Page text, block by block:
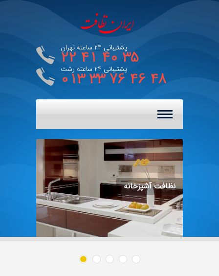
پشتیبانی 24 ساعته تهران
22 41 40 35
پشتیبانی 24 ساعته رشت
013 33 76 46 48
صفحه اصلی
ارتباط با شعب ما
خدمات ما
تعرفه و قیمت ها
نظرات برخی مشترکین
نظافت آشپزخانه